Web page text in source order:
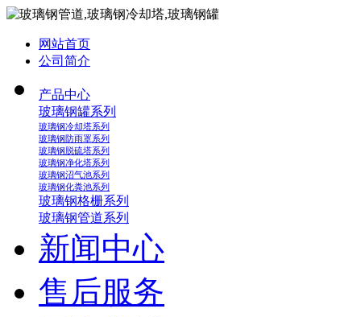
网站首页
公司简介
产品中心
玻璃钢罐系列
玻璃钢冷却塔系列
玻璃钢防雨罩系列
玻璃钢脱硫塔系列
玻璃钢净化塔系列
玻璃钢沼气池系列
玻璃钢化粪池系列
玻璃钢格栅系列
玻璃钢管道系列
新闻中心
售后服务